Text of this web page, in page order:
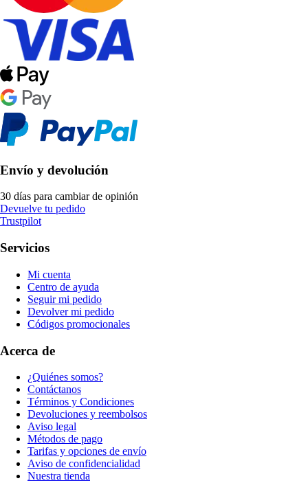
Envío y devolución
30 días para cambiar de opinión
Devuelve tu pedido
Trustpilot
Servicios
Mi cuenta
Centro de ayuda
Seguir mi pedido
Devolver mi pedido
Códigos promocionales
Acerca de
¿Quiénes somos?
Contáctanos
Términos y Condiciones
Devoluciones y reembolsos
Aviso legal
Métodos de pago
Tarifas y opciones de envío
Aviso de confidencialidad
Nuestra tienda